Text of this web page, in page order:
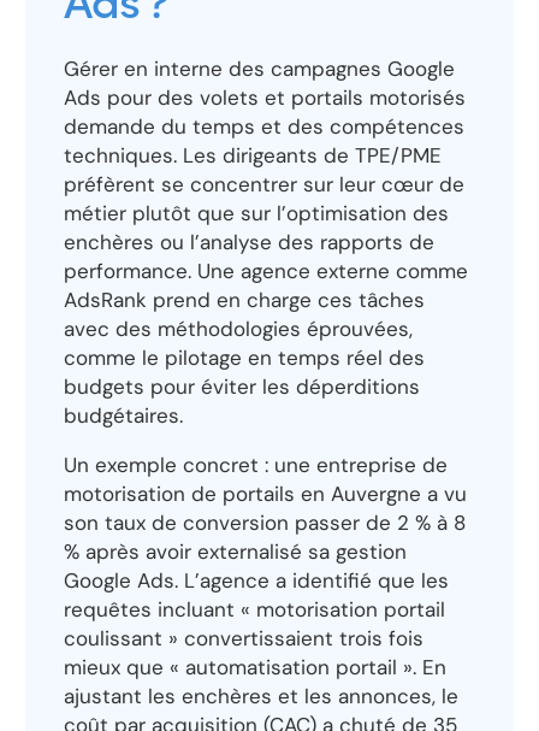
Gérer en interne des campagnes Google
Ads pour des volets et portails motorisés
demande du temps et des compétences
techniques. Les dirigeants de TPE/PME
préfèrent se concentrer sur leur cœur de
métier plutôt que sur l’optimisation des
enchères ou l’analyse des rapports de
performance. Une agence externe comme
AdsRank prend en charge ces tâches
avec des méthodologies éprouvées,
comme le pilotage en temps réel des
budgets pour éviter les déperditions
budgétaires.
Un exemple concret : une entreprise de
motorisation de portails en Auvergne a vu
son taux de conversion passer de 2 % à 8
% après avoir externalisé sa gestion
Google Ads. L’agence a identifié que les
requêtes incluant « motorisation portail
coulissant » convertissaient trois fois
mieux que « automatisation portail ». En
ajustant les enchères et les annonces, le
coût par acquisition (CAC) a chuté de 35